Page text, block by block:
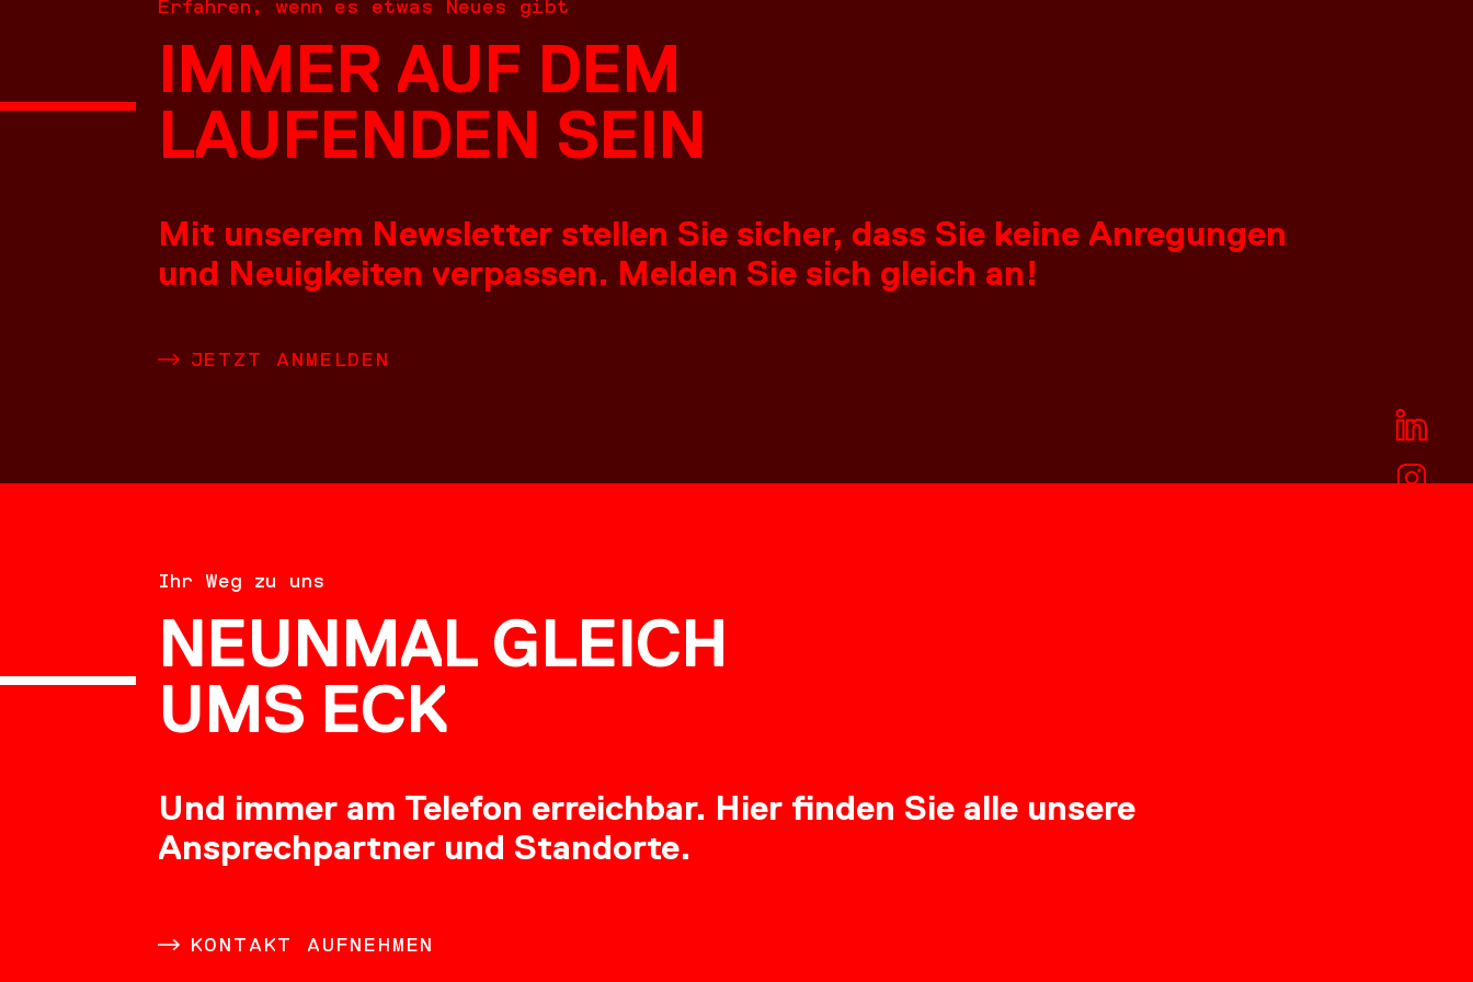
NEUES
LEISTUNGEN
BERATUNG
KARRIERE
DOWNLOADS
Erfahren, wenn es etwas Neues gibt
IMMER AUF DEM
LAUFENDEN SEIN
Mit unserem Newsletter stellen Sie sicher, dass Sie keine Anregungen
und Neuigkeiten verpassen. Melden Sie sich gleich an!
JETZT ANMELDEN
Ihr Weg zu uns
NEUNMAL GLEICH
UMS ECK
Und immer am Telefon erreichbar. Hier finden Sie alle unsere
Ansprechpartner und Standorte.
KONTAKT AUFNEHMEN